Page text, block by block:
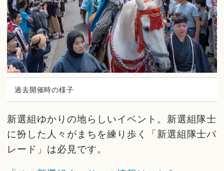
過去開催時の様子
新選組ゆかりの地らしいイベント。新選組隊士
に扮した人々がまちを練り歩く「新選組隊士パ
レード」は必見です。